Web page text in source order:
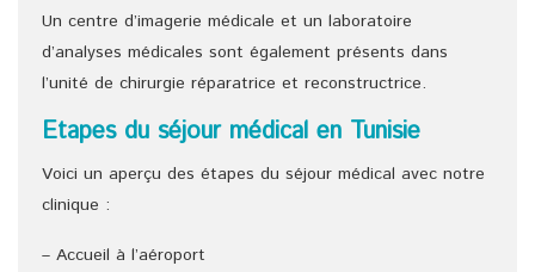
Un centre d’imagerie médicale et un laboratoire
d’analyses médicales sont également présents dans
l’unité de chirurgie réparatrice et reconstructrice.
Etapes du séjour médical en Tunisie
Voici un aperçu des étapes du séjour médical avec notre
clinique :
– Accueil à l’aéroport